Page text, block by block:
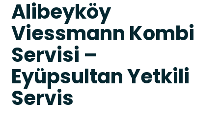
Alibeyköy
Viessmann Kombi
Servisi –
Eyüpsultan Yetkili
Servis